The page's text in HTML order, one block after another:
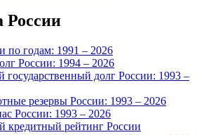
России
по годам: 1991 – 2026
России: 1994 – 2026
государственный долг России: 1993 –
резервы России: 1993 – 2026
России: 1993 – 2026
кредитный рейтинг России